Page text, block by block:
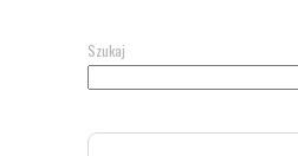
Szukaj